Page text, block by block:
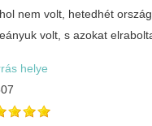
nem volt, hetedhét
volt, s azokat
helye